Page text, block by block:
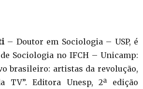
– Doutor em Sociologia – USP, é
Sociologia no IFCH – Unicamp:
brasileiro: artistas da revolução,
TV”. Editora Unesp, 2ª edição